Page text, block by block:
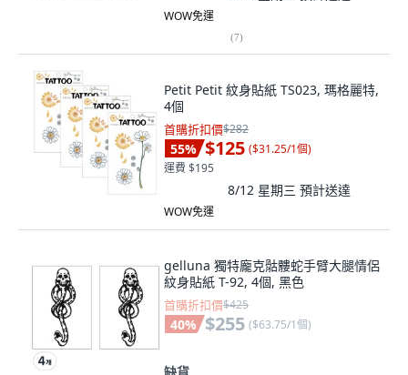
WOW免運
(7)
Petit Petit 紋身貼紙 TS023, 瑪格麗特,
4個
首購折扣價$282
55% $125 ($31.25/1個)
運費 $195
8/12 星期三 預計送達
WOW免運
gelluna 獨特龐克骷髏蛇手臂大腿情侶
紋身貼紙 T-92, 4個, 黑色
首購折扣價$425
40% $255 ($63.75/1個)